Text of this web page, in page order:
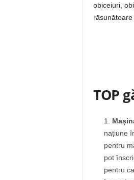
obiceiuri,
TOP
națiune
pentru
pot
pentru